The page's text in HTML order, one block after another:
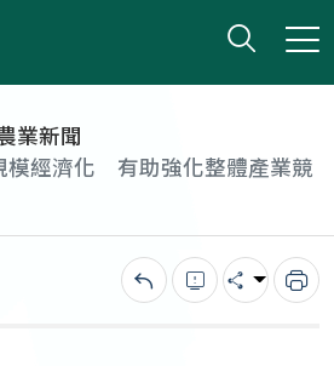
打開
小版
業新聞
模經濟化 有助強化整體產業競
回上一頁錯誤回報
分享 列